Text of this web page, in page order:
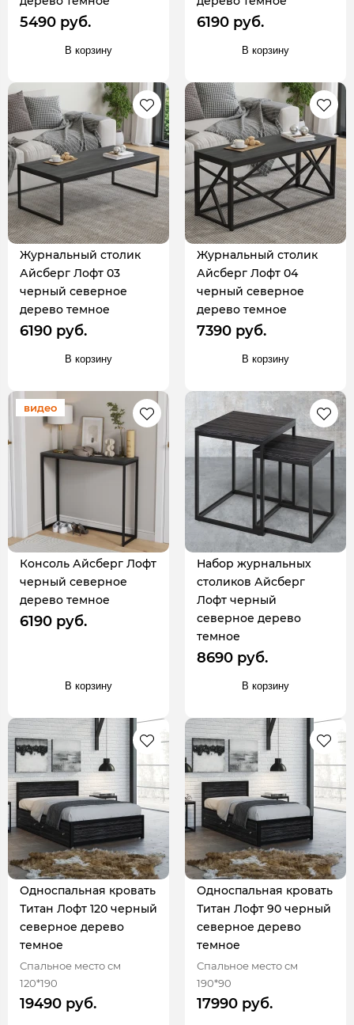
5490 руб.
В корзину
6190 руб.
В корзину
Журнальный столик
Айсберг Лофт 03
черный северное
дерево темное
6190 руб.
В корзину
Журнальный столик
Айсберг Лофт 04
черный северное
дерево темное
7390 руб.
В корзину
видео
Консоль Айсберг Лофт
черный северное
дерево темное
6190 руб.
В корзину
Набор журнальных
столиков Айсберг
Лофт черный
северное дерево
темное
8690 руб.
В корзину
Односпальная кровать
Титан Лофт 120 черный
северное дерево
темное
Спальное место см
120*190
19490 руб.
Односпальная кровать
Титан Лофт 90 черный
северное дерево
темное
Спальное место см
190*90
17990 руб.